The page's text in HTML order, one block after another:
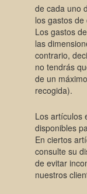
de cada uno
los gastos
Los gastos
las
contrario,
no tendrás
de un
recogida).
Los artículos
disponibles
En ciertos
consulte su
de evitar
nuestros